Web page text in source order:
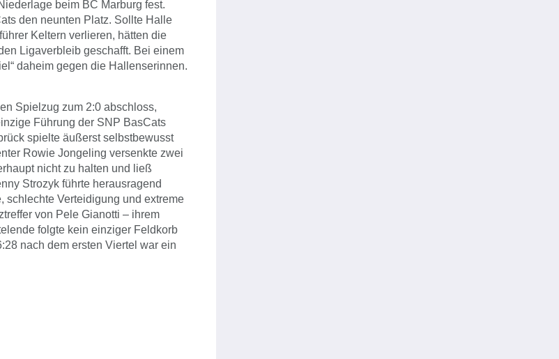
beim BC Marburg fest.
den neunten Platz. Sollte Halle
Keltern verlieren, hätten die
Ligaverbleib geschafft. Bei einem
daheim gegen die Hallenserinnen.
Spielzug zum 2:0 abschloss,
Führung der SNP BasCats
spielte äußerst selbstbewusst
Rowie Jongeling versenkte zwei
nicht zu halten und ließ
Strozyk führte herausragend
schlechte Verteidigung und extreme
von Pele Gianotti – ihrem
folgte kein einziger Feldkorb
nach dem ersten Viertel war ein